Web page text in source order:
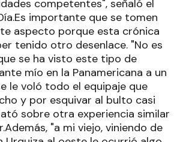
competentes", señaló el
importante que se tomen
aspecto porque esta crónica
tenido otro desenlace. "No es
se ha visto este tipo de
mío en la Panamericana a un
le voló todo el equipaje que
y por esquivar al bulto casi
sobre otra experiencia similar
"a mi viejo, viniendo de